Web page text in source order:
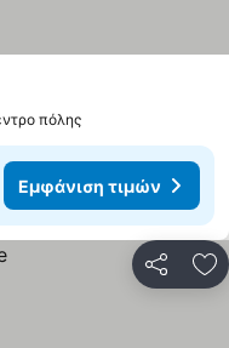
πόλης
Εμφάνιση τιμών